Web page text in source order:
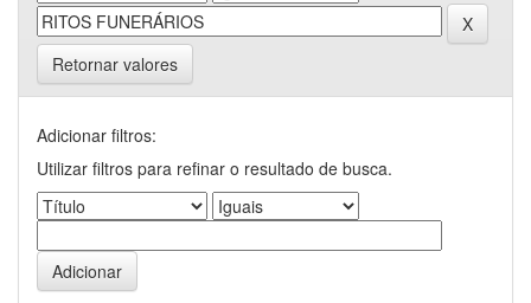
Retornar valores
Adicionar filtros:
Utilizar filtros para refinar o resultado de busca.